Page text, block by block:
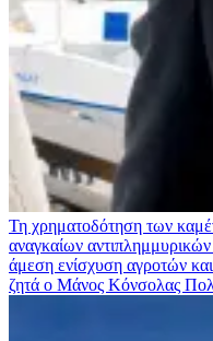
Τη χρηματοδότηση των
αναγκαίων
άμεση ενίσχυση αγροτών
ζητά ο Μάνος Κόνσολας